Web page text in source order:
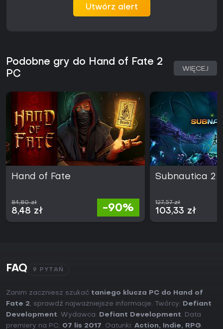
Utwórz alert
Podobne gry do Hand of Fate 2
PC
WIĘCEJ
Hand of Fate
84,80 zł
8,48 zł -90%
Subnautica 2
127,57 zł
103,33 zł
FAQ 9 PYTAŃ
Zanim zaczniesz szukać taniego klucza PC do Hand of
Fate 2, sprawdź najważniejsze informacje. Twórcy:
Defiant
Development. Wydawca: Defiant Development. Data
premiery na PC: 07 lis 2017. Gatunki: Action, Indie, RPG.